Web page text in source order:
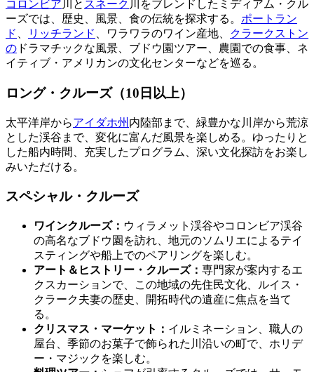
コロンビア 川と スネーク 川をブレンドしたミディアム・クル
ーズでは、歴史、風景、食の伝統を探求する。 ポートラン
ド
リッチランド 、ワラワラのワイン産地、
クラークストン
の ドラマチックな風景、ブドウ園ツアー、農園での食事、ネ
イティブ・アメリカンの文化センターなどを巡る。
ロング・クルーズ（10日以上）
太平洋岸からアイダホ州 内陸部まで、緑豊かな川岸から荒涼
とした渓谷まで、変化に富んだ風景を楽しめる。ゆったりと
した船内時間、充実したプログラム、深い文化探訪をお楽し
みいただける。
スペシャル・クルーズ
ワインクルーズ： ウィラメット渓谷やコロンビア渓谷
の高名なブドウ園を訪れ、地元のソムリエによるテイ
スティングや船上でのペアリングを楽しむ。
アート＆ヒストリー・クルーズ： 専門家が案内するエ
クスカーションで、この地域の先住民文化、ルイス・
クラーク夫妻の歴史、開拓時代の遺産に焦点を当て
る。
クリスマス・マーケット： イルミネーション、職人の
屋台、季節のお菓子で飾られた川沿いの町で、ホリデ
ー・マジックを楽しむ。